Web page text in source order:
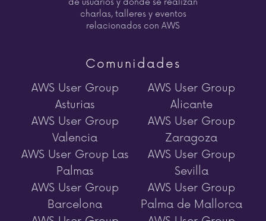
de usuarios y donde se realizan
charlas, talleres y eventos
relacionados con AWS
Comunidades
AWS User Group
Asturias
AWS User Group
Alicante
AWS User Group
Valencia
AWS User Group
Zaragoza
AWS User Group Las
Palmas
AWS User Group
Sevilla
AWS User Group
Barcelona
AWS User Group
Palma de Mallorca